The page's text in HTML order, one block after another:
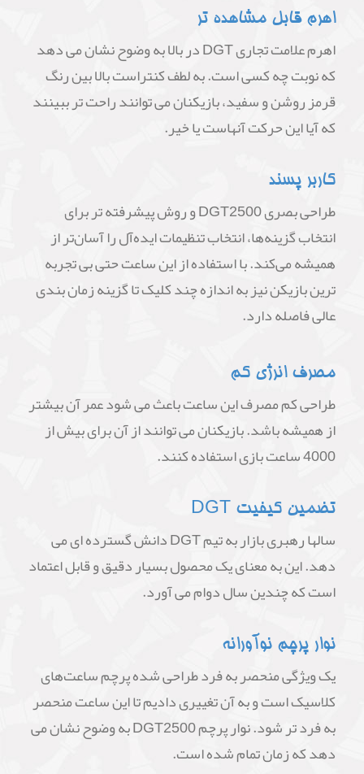
اهرم قابل مشاهده تر
اهرم علامت تجاری DGT در بالا به وضوح نشان می دهد
که نوبت چه کسی است. به لطف کنتراست بالا بین رنگ
قرمز روشن و سفید، بازیکنان می توانند راحت تر ببینند
که آیا این حرکت آنهاست یا خیر.
کاربر پسند
طراحی بصری DGT2500 و روش پیشرفته تر برای
انتخاب گزینه‌ها، انتخاب تنظیمات ایده‌آل را آسان‌تر از
همیشه می‌کند. با استفاده از این ساعت حتی بی تجربه
ترین بازیکن نیز به اندازه چند کلیک تا گزینه زمان بندی
عالی فاصله دارد.
مصرف انرژی کم
طراحی کم مصرف این ساعت باعث می شود عمر آن بیشتر
از همیشه باشد. بازیکنان می توانند از آن برای بیش از
4000 ساعت بازی استفاده کنند.
تضمین کیفیت DGT
سالها رهبری بازار به تیم DGT دانش گسترده ای می
دهد. این به معنای یک محصول بسیار دقیق و قابل اعتماد
است که چندین سال دوام می آورد.
نوار پرچم نوآورانه
یک ویژگی منحصر به فرد طراحی شده پرچم ساعت‌های
کلاسیک است و به آن تغییری دادیم تا این ساعت منحصر
به فرد تر شود. نوار پرچم DGT2500 به وضوح نشان می
دهد که زمان تمام شده است.